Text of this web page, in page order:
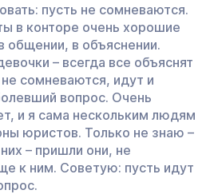
пусть не сомневаются.
в конторе очень хорошие
общении, в объяснении.
– всегда все объяснят
сомневаются, идут и
вопрос. Очень
и я сама нескольким людям
юристов. Только не знаю –
– пришли они, не
к ним. Советую: пусть идут